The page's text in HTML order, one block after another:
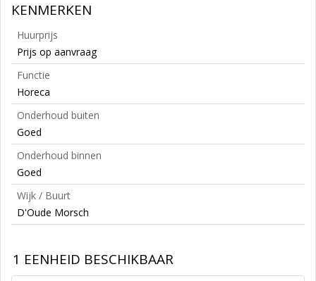
KENMERKEN
Huurprijs
Prijs op aanvraag
Functie
Horeca
Onderhoud buiten
Goed
Onderhoud binnen
Goed
Wijk / Buurt
D'Oude Morsch
1 EENHEID BESCHIKBAAR